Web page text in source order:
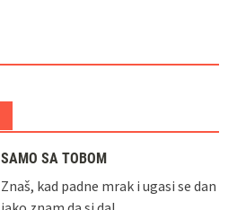
SAMO SA TOBOM
Znaš, kad padne mrak i ugasi se dan